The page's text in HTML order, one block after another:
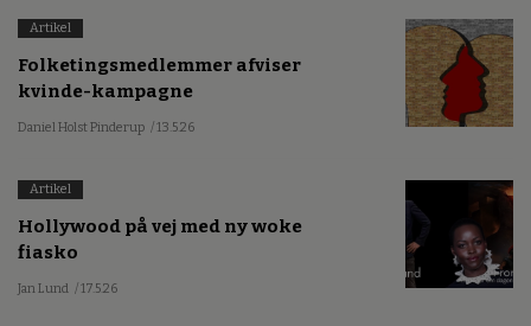
Artikel
Folketingsmedlemmer afviser
kvinde-kampagne
Daniel Holst Pinderup / 13.5.26
Artikel
Hollywood på vej med ny woke
fiasko
Jan Lund / 17.5.26